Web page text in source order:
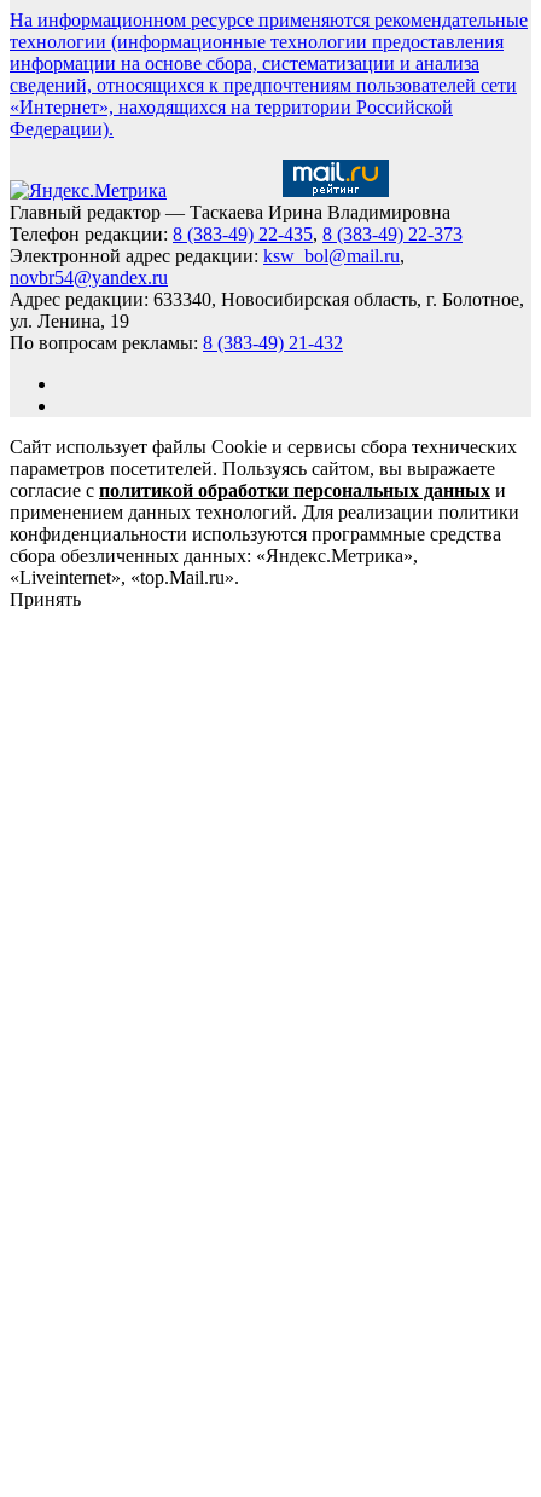
На информационном ресурсе применяются рекомендательные
технологии (информационные технологии предоставления
информации на основе сбора, систематизации и анализа
сведений, относящихся к предпочтениям пользователей сети
«Интернет», находящихся на территории Российской
Федерации).
Главный редактор — Таскаева Ирина Владимировна
Телефон редакции: 8 (383-49) 22-435, 8 (383-49) 22-373
Электронной адрес редакции: ksw_bol@mail.ru,
novbr54@yandex.ru
Адрес редакции: 633340, Новосибирская область, г. Болотное,
ул. Ленина, 19
По вопросам рекламы: 8 (383-49) 21-432
Сайт использует файлы Cookie и сервисы сбора технических
параметров посетителей. Пользуясь сайтом, вы выражаете
согласие с политикой обработки персональных данных и
применением данных технологий. Для реализации политики
конфиденциальности используются программные средства
сбора обезличенных данных: «Яндекс.Метрика»,
«Liveinternet», «top.Mail.ru».
Принять